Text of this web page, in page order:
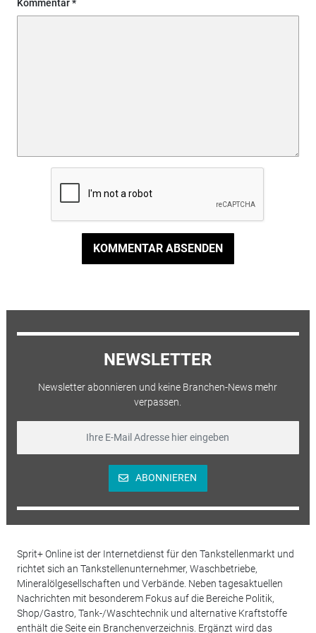
Kommentar
KOMMENTAR ABSENDEN
NEWSLETTER
Newsletter abonnieren und keine Branchen-News mehr
verpassen.
ABONNIEREN
Sprit+ Online ist der Internetdienst für den Tankstellenmarkt und
richtet sich an Tankstellenunternehmer, Waschbetriebe,
Mineralölgesellschaften und Verbände. Neben tagesaktuellen
Nachrichten mit besonderem Fokus auf die Bereiche Politik,
Shop/Gastro, Tank-/Waschtechnik und alternative Kraftstoffe
enthält die Seite ein Branchenverzeichnis. Ergänzt wird das